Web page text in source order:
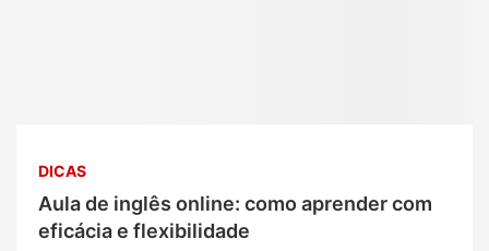
DICAS
Aula de inglês online: como aprender com
eficácia e flexibilidade